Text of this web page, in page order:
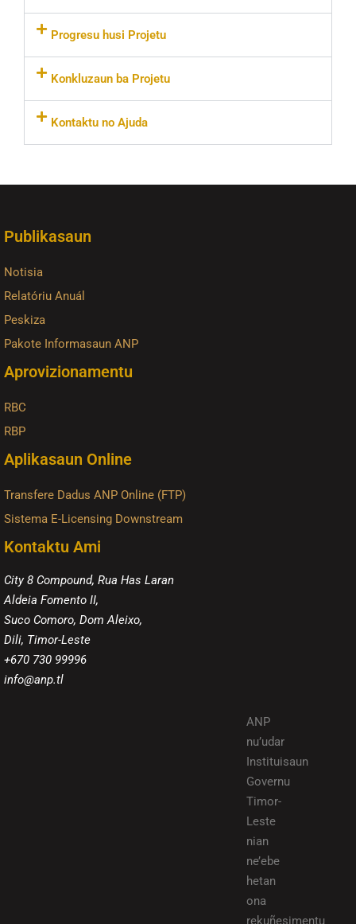
Progresu husi Projetu
Konkluzaun ba Projetu
Kontaktu no Ajuda
Publikasaun
Notisia
Relatóriu Anuál
Peskiza
Pakote Informasaun ANP
Aprovizionamentu
RBC
RBP
Aplikasaun Online
Transfere Dadus ANP Online (FTP)
Sistema E-Licensing Downstream
Kontaktu Ami
City 8 Compound, Rua Has Laran
Aldeia Fomento II,
Suco Comoro, Dom Aleixo,
Dili, Timor-Leste
+670 730 99996
info@anp.tl
ANP
nu’udar
Instituisaun
Governu
Timor-
Leste
nian
ne’ebe
hetan
ona
rekuñesimentu